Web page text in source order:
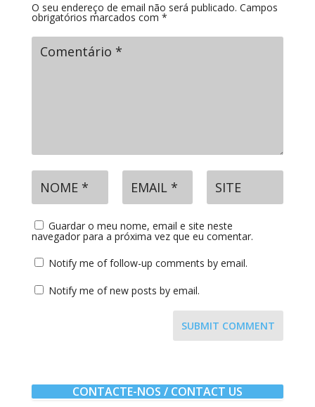
O seu endereço de email não será publicado. Campos
obrigatórios marcados com *
Guardar o meu nome, email e site neste
navegador para a próxima vez que eu comentar.
Notify me of follow-up comments by email.
Notify me of new posts by email.
SUBMIT COMMENT
CONTACTE-NOS / CONTACT US